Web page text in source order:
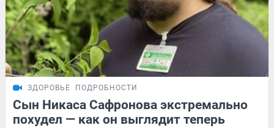
ЗДОРОВЬЕ ПОДРОБНОСТИ
Сын Никаса Сафронова экстремально
похудел — как он выглядит теперь